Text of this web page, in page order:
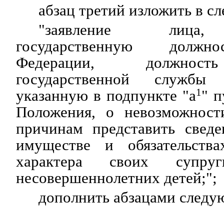
абзац третий изложить в
"заявление лица,
государственную
Федерации,
государственной
указанную в подпункте "а1 "
Положения, о
причинам представить
имуществе и
характера своих
несовершеннолетних детей;";
дополнить абзацами